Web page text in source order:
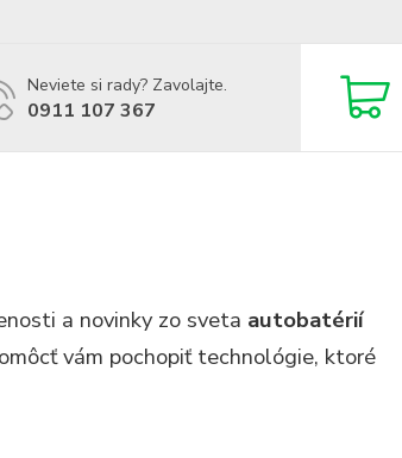
Neviete si rady? Zavolajte.
0911 107 367
a novinky zo sveta autobatérií
vám pochopiť technológie, ktoré